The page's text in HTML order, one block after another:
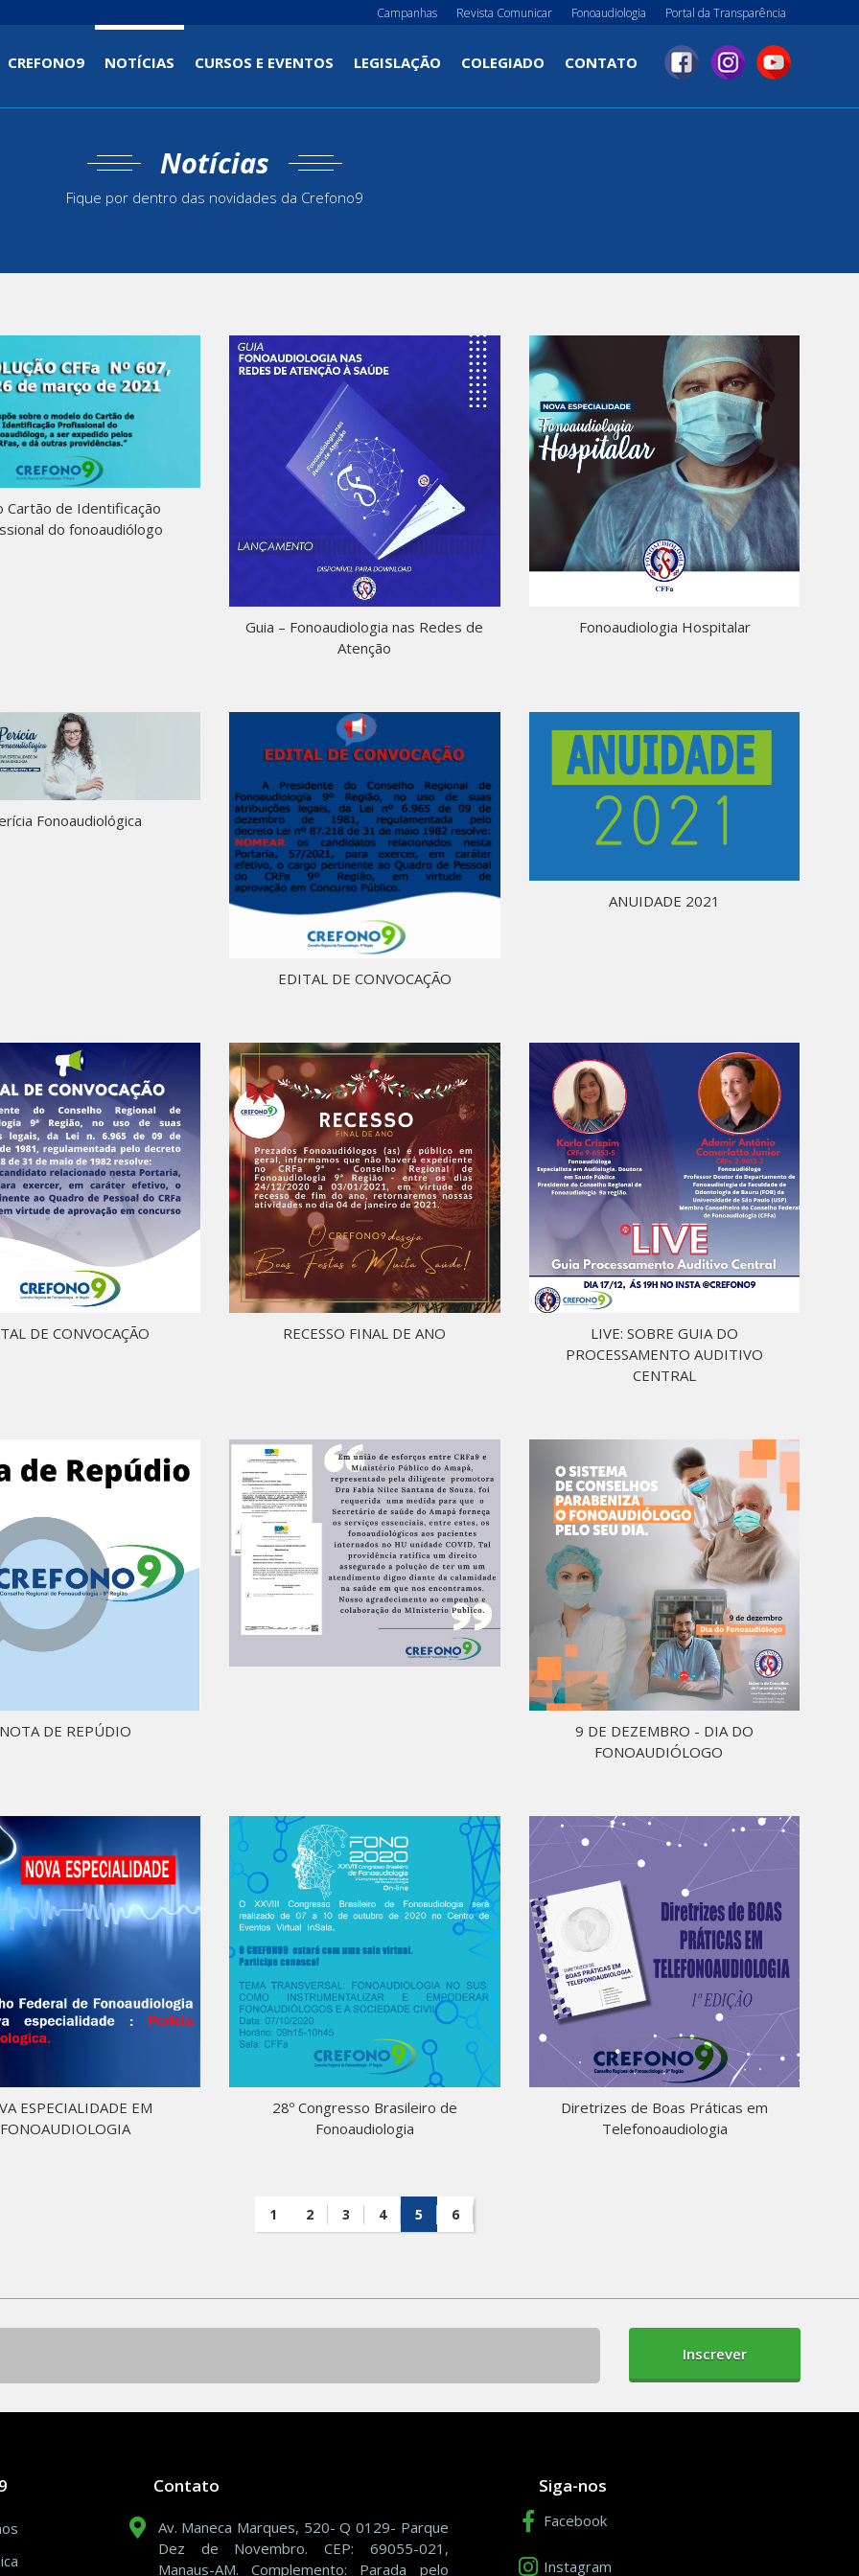
Portal da Transparência
Fonoaudiologia
Revista Comunicar
Campanhas
CREFONO9 NOTÍCIAS CURSOS E EVENTOS LEGISLAÇÃO COLEGIADO CONTATO
Notícias
Fique por dentro das novidades da Crefono9
Cartão de Identificação
do fonoaudiólogo
Guia – Fonoaudiologia nas Redes de
Atenção
Fonoaudiologia Hospitalar
Fonoaudiológica
EDITAL DE CONVOCAÇÃO
ANUIDADE 2021
DE CONVOCAÇÃO RECESSO FINAL DE ANO
LIVE: SOBRE GUIA DO
PROCESSAMENTO AUDITIVO
CENTRAL
DE REPÚDIO
9 DE DEZEMBRO - DIA DO
FONOAUDIÓLOGO
ESPECIALIDADE EM
FONOAUDIOLOGIA
28º Congresso Brasileiro de
Fonoaudiologia
Diretrizes de Boas Práticas em
Telefonoaudiologia
1 2 3 4 5 6
Inscrever
Contato
Av. Maneca Marques, 520- Q 0129- Parque
Dez de Novembro. CEP: 69055-021,
Manaus-AM. Complemento: Parada pelo
Siga-nos
Facebook
Instagram